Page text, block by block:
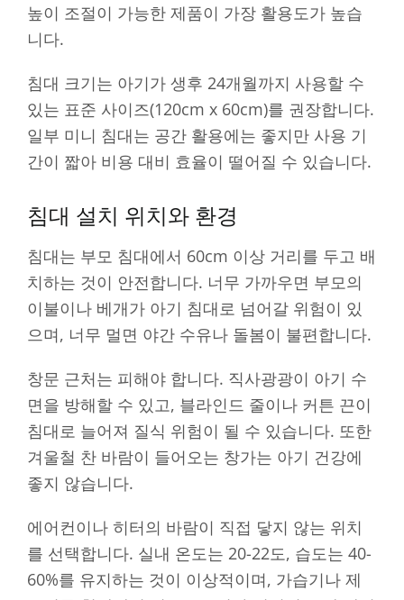
높이 조절이 가능한 제품이 가장 활용도가 높습
니다.
침대 크기는 아기가 생후 24개월까지 사용할 수
있는 표준 사이즈(120cm x 60cm)를 권장합니다.
일부 미니 침대는 공간 활용에는 좋지만 사용 기
간이 짧아 비용 대비 효율이 떨어질 수 있습니다.
침대 설치 위치와 환경
침대는 부모 침대에서 60cm 이상 거리를 두고 배
치하는 것이 안전합니다. 너무 가까우면 부모의
이불이나 베개가 아기 침대로 넘어갈 위험이 있
으며, 너무 멀면 야간 수유나 돌봄이 불편합니다.
창문 근처는 피해야 합니다. 직사광광이 아기 수
면을 방해할 수 있고, 블라인드 줄이나 커튼 끈이
침대로 늘어져 질식 위험이 될 수 있습니다. 또한
겨울철 찬 바람이 들어오는 창가는 아기 건강에
좋지 않습니다.
에어컨이나 히터의 바람이 직접 닿지 않는 위치
를 선택합니다. 실내 온도는 20-22도, 습도는 40-
60%를 유지하는 것이 이상적이며, 가습기나 제